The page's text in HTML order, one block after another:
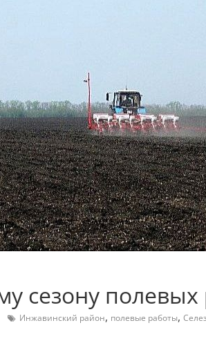
сезону полевых
Инжавинский район, полевые работы,